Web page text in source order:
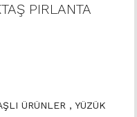
PIRLANTA
ÜRÜNLER , YÜZÜK